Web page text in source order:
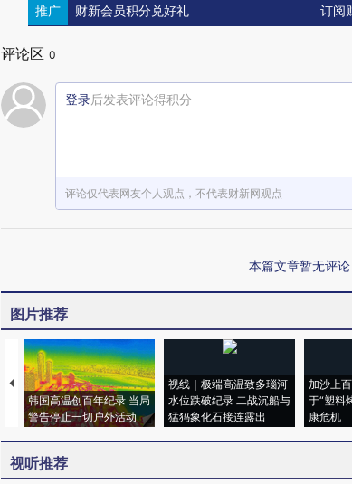
推广 财新会员积分兑好礼 订阅
评论区 0
登录后发表评论得积分
评论仅代表网友个人观点，不代表财新网观点
本篇文章暂无评论
图片推荐
韩国高温创百年纪录 当局
警告停止一切户外活动
视线｜极端高温致多瑙河
水位跌破纪录 二战沉船与
猛犸象化石接连露出
加沙上
于“塑料
康危机
视听推荐